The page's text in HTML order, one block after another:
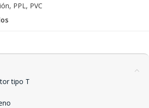
PPL, PVC
tipo T